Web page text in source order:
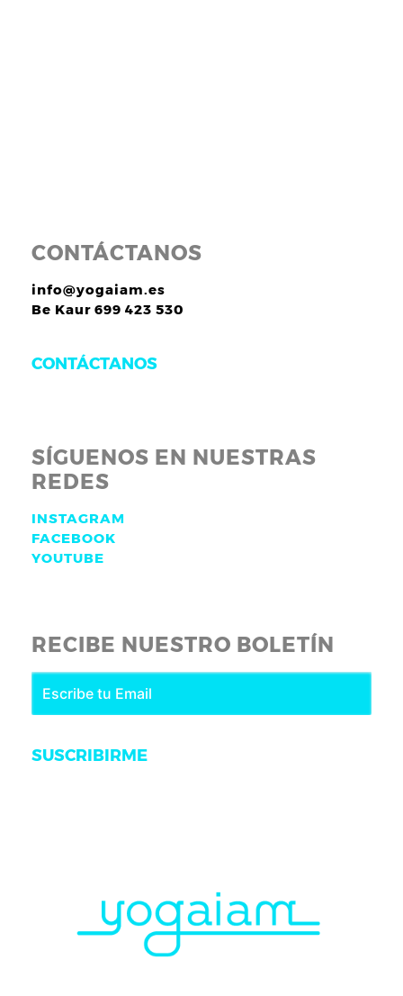
CONTÁCTANOS
info@yogaiam.es
Be Kaur 699 423 530
CONTÁCTANOS
SÍGUENOS EN NUESTRAS
REDES
INSTAGRAM
FACEBOOK
YOUTUBE
RECIBE NUESTRO BOLETÍN
SUSCRIBIRME